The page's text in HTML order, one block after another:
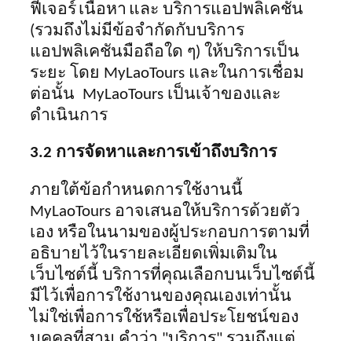
ฟีเจอร์เนื้อหา และ บริการแอปพลิเคชัน
(รวมถึง ไม่มีข้อจำกัดกับบริการ
แอปพลิเคชันมือถือใด ๆ) ให้บริการเป็น
ระยะ โดย MyLaoTours และในการเชื่อม
ต่อนั้น MyLaoTours เป็นเจ้าของและ
ดำเนินการ
3.2 การจัดหาและการเข้าถึงบริการ
ภายใต้ข้อกำหนดการใช้งานนี้
MyLaoTours อาจเสนอให้บริการด้วยตัว
เอง หรือในนามของผู้ประกอบการตามที่
อธิบายไว้ในรายละเอียดเพิ่มเติมใน
เว็บไซต์นี้ บริการที่คุณเลือกบนเว็บไซต์นี้
มีไว้เพื่อการใช้งานของคุณเองเท่านั้น
ไม่ใช่เพื่อการใช้หรือเพื่อประโยชน์ของ